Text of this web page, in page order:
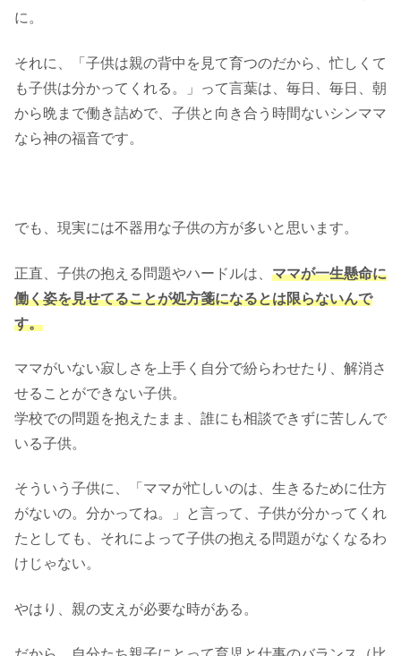
に。
それに、「子供は親の背中を見て育つのだから、忙しくて
も子供は分かってくれる。」って言葉は、毎日、毎日、朝
から晩まで働き詰めで、子供と向き合う時間ないシンママ
なら神の福音です。
でも、現実には不器用な子供の方が多いと思います。
正直、子供の抱える問題やハードルは、 ママが一生懸命に
働く姿を見せてることが処方箋になるとは限らないんで
す。
ママがいない寂しさを上手く自分で紛らわせたり、解消さ
せることができない子供。
学校での問題を抱えたまま、誰にも相談できずに苦しんで
いる子供。
そういう子供に、「ママが忙しいのは、生きるために仕方
がないの。分かってね。」と言って、子供が分かってくれ
たとしても、それによって子供の抱える問題がなくなるわ
けじゃない。
やはり、親の支えが必要な時がある。